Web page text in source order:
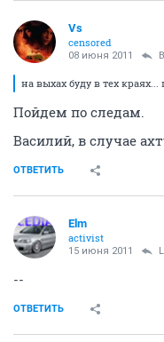
Vs
censored
08 июня 2011
на выхах буду в тех
Пойдем по следам.
Василий, в случае
ОТВЕТИТЬ
Elm
activist
15 июня 2011
--
ОТВЕТИТЬ